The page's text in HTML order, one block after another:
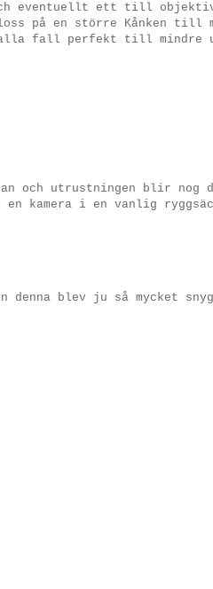
och eventuellt ett till
på en större Kånken till
alla fall perfekt till mindre
och utrustningen blir nog
kamera i en vanlig
denna blev ju så mycket